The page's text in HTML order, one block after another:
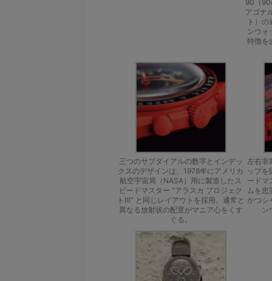
90（90
アゴナ
ト）
ンウォ
特徴を
三つのサブダイアルの数字とインデッ
クスのデザインは、1978年にアメリカ
航空宇宙局（NASA）用に製造したス
ピードマスター “アラスカ プロジェク
トⅢ” と同じレイアウトを採用。通常と
異なる放射状の配置がマニア心をくす
ぐる。
左右非
ップを
ードマ
ムを忠
かつシ
ン